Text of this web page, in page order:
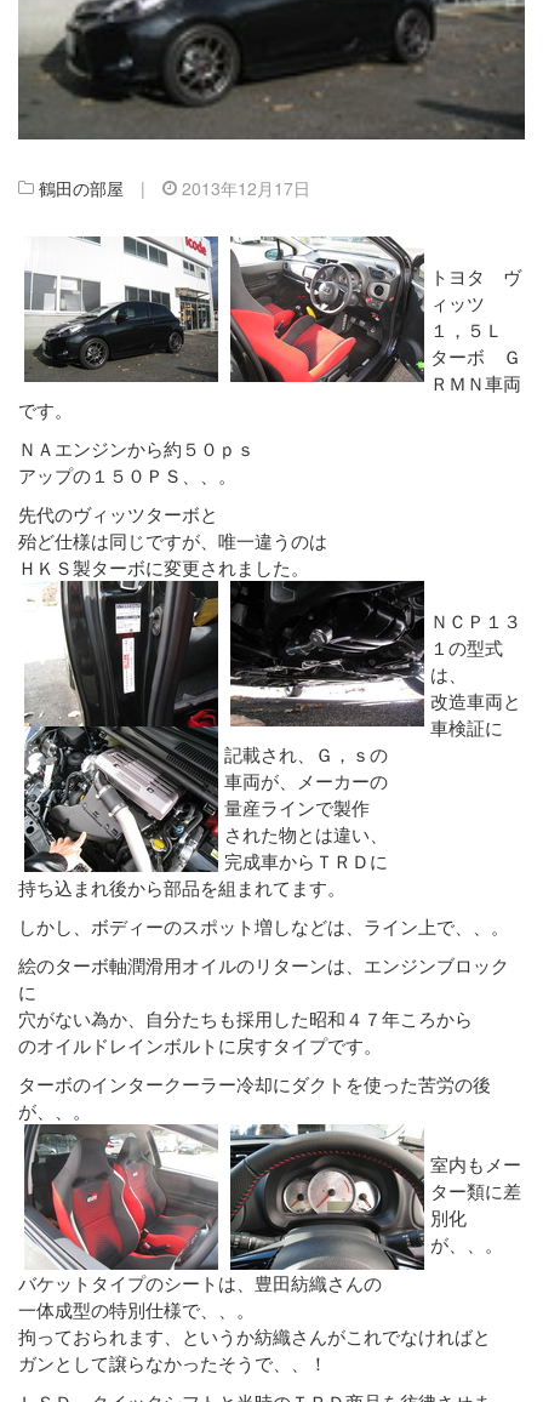
鶴田の部屋 | 2013年12月17日
トヨタ ヴ
ィッツ
１，５Ｌ
ターボ Ｇ
ＲＭＮ車両
です。
ＮＡエンジンから約５０ｐｓ
アップの１５０ＰＳ、、。
先代のヴィッツターボと
殆ど仕様は同じですが、唯一違うのは
ＨＫＳ製ターボに変更されました。
ＮＣＰ１３
１の型式
は、
改造車両と
車検証に
記載され、Ｇ，ｓの
車両が、メーカーの
量産ラインで製作
された物とは違い、
完成車からＴＲＤに
持ち込まれ後から部品を組まれてます。
しかし、ボディーのスポット増しなどは、ライン上で、、。
絵のターボ軸潤滑用オイルのリターンは、エンジンブロック
に
穴がない為か、自分たちも採用した昭和４７年ころから
のオイルドレインボルトに戻すタイプです。
ターボのインタークーラー冷却にダクトを使った苦労の後
が、、。
室内もメー
ター類に差
別化
が、、。
バケットタイプのシートは、豊田紡織さんの
一体成型の特別仕様で、、。
拘っておられます、というか紡織さんがこれでなければと
ガンとして譲らなかったそうで、、！